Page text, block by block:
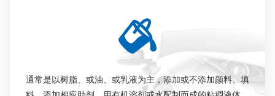
通常是以树脂、或油、或乳液为主，添加或不添加颜料、填